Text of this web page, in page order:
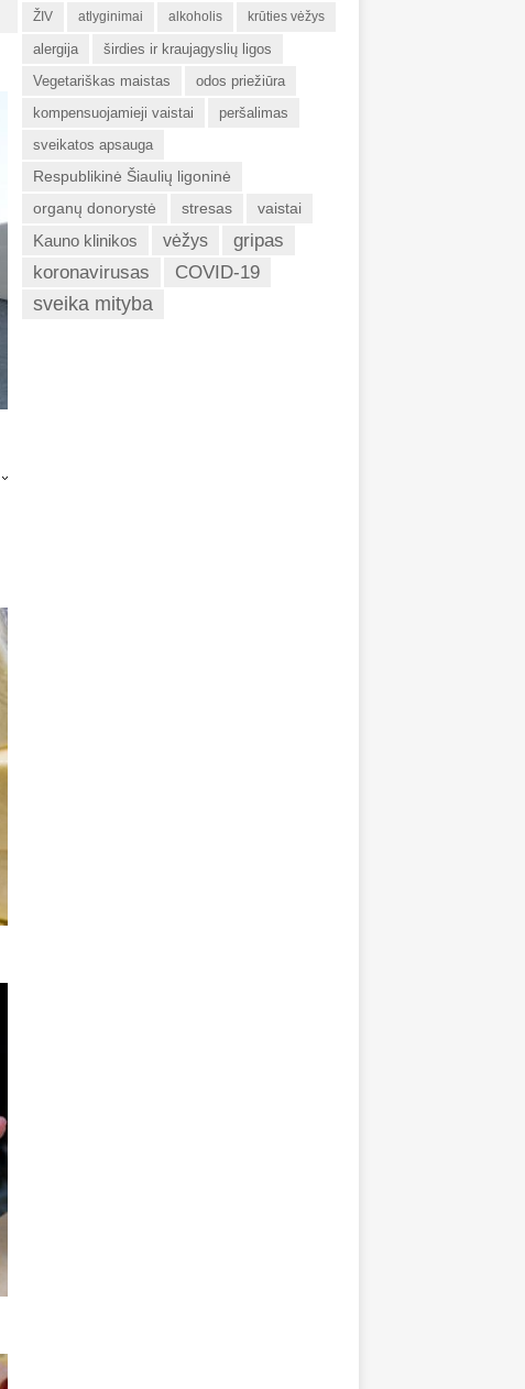
ŽIV atlyginimai alkoholis krūties vėžys
alergija
širdies ir kraujagyslių ligos
Vegetariškas maistas
odos priežiūra
kompensuojamieji vaistai
peršalimas
sveikatos apsauga
Respublikinė Šiaulių ligoninė
organų donorystė
stresas vaistai
Kauno klinikos vėžys
gripas
koronavirusas
COVID-19
sveika mityba